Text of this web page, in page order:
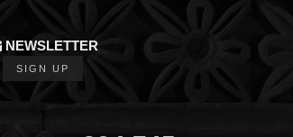
NEWSLETTER
SIGN UP